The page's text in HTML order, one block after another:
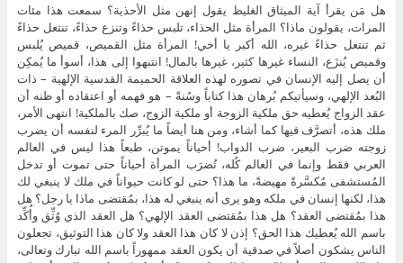
هل مَن يقرأ آية الميثاق الغليظ يقول إنهن مثل الأحذية؟ سمعت هذا مئات
المرات، يقولون ماذا؟ المرأة مثل الحذاء، تلبس حذاءً وتنزع حذاءً، تنتعل حذاءً
ثم تنتعل حذاءً غيره، الله أكبر يا أخي! المرأة مثل القميص، قميص يُلبس
وقميص يُنزَع، النساء غيرها كثير، غيرها بالمال! انتبهوا إلى هذا، أسوأ ما يُمكِن
أن يصل إليه الإنسان في تصوره لهذه العلاقة الحميمة القدسية الإلهية – ذات
البُعد الإلهي، وسيأتيكم بُرهان هذا كتاباً وسُنةً – هو فهمه أو اعتقاده أو ظنه أن
عقد الزواج يُعطيه حق ملكية الزوجة أو ملكية الزوج، صك بالملكية! انتهى الأمر،
ملك هذه، أتصرَّف فيها كما أشاء، ومن هنا أيضاً ما يُبرِّر المرء لنفسه أن يضرب
زوجته ضرب البعير، ضرب الدواب! أحياناً يموتن، طبعاً هذا ليس في العالم
العربي فقط وإنما في العالم كُله، تُضرَب المرأة أحياناً حتى تموت أو تدخل
المُستشفى مُكسَّرةً مهيضةً، ما هذا؟ حتى لو كانت حيواناً في ملك لا ينبغي لك
هذا، لكنها إنسان في ملكه وهو يرى أنه ينبغي له هذا، بمُقتضى ماذا يا رجل؟ هل
هذا بمُقتضى العقد؟ هل هذا بمُقتضى العقد الإلهي؟ هل العقد الذي وُثِّق وأُكِّد
باسم الله يُعطيك هذا الحق؟ إذن لا كان هذا العقد ولا كان هذا التوثيق، تجعلون
الناس يشكون أصلاً في صدقية أن يكون العقد ممهوراً باسم الله تبارك وتعالى،